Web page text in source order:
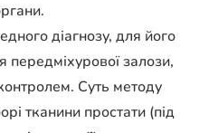
діагнозу, для його
передміхурової залози,
Суть методу
тканини простати (під